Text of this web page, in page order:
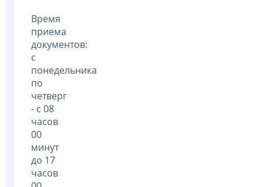
Время
приема
документов:
с
понедельника
по
четверг
- с 08
часов
00
минут
до 17
часов